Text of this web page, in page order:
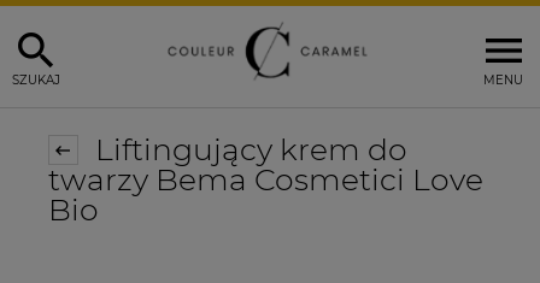
MENU
SZUKAJ
Liftingujący krem do
twarzy Bema Cosmetici Love
Bio